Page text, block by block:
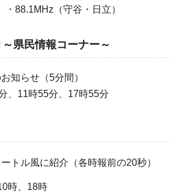
・88.1MHz（守谷・日立）
県民情報コーナー～
知らせ（5分間）
、11時55分、17時55分
トル風に紹介（各時報前の20秒）
時、18時